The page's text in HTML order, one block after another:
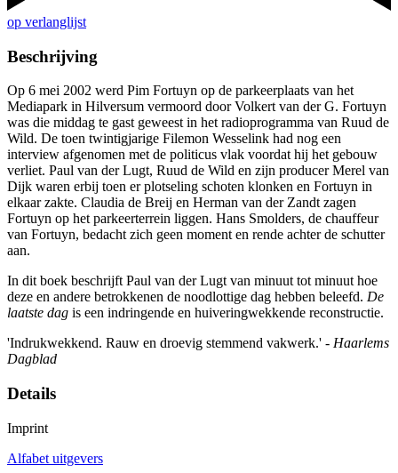
op verlanglijst
Beschrijving
Op 6 mei 2002 werd Pim Fortuyn op de parkeerplaats van het
Mediapark in Hilversum vermoord door Volkert van der G. Fortuyn
was die middag te gast geweest in het radioprogramma van Ruud de
Wild. De toen twintigjarige Filemon Wesselink had nog een
interview afgenomen met de politicus vlak voordat hij het gebouw
verliet. Paul van der Lugt, Ruud de Wild en zijn producer Merel van
Dijk waren erbij toen er plotseling schoten klonken en Fortuyn in
elkaar zakte. Claudia de Breij en Herman van der Zandt zagen
Fortuyn op het parkeerterrein liggen. Hans Smolders, de chauffeur
van Fortuyn, bedacht zich geen moment en rende achter de schutter
aan.
In dit boek beschrijft Paul van der Lugt van minuut tot minuut hoe
deze en andere betrokkenen de noodlottige dag hebben beleefd. De
laatste dag is een indringende en huiveringwekkende reconstructie.
'Indrukwekkend. Rauw en droevig stemmend vakwerk.' - Haarlems
Dagblad
Details
Imprint
Alfabet uitgevers